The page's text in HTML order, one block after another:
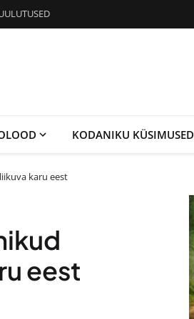
KODANIKU KÜSIMUSED
karu eest
eest